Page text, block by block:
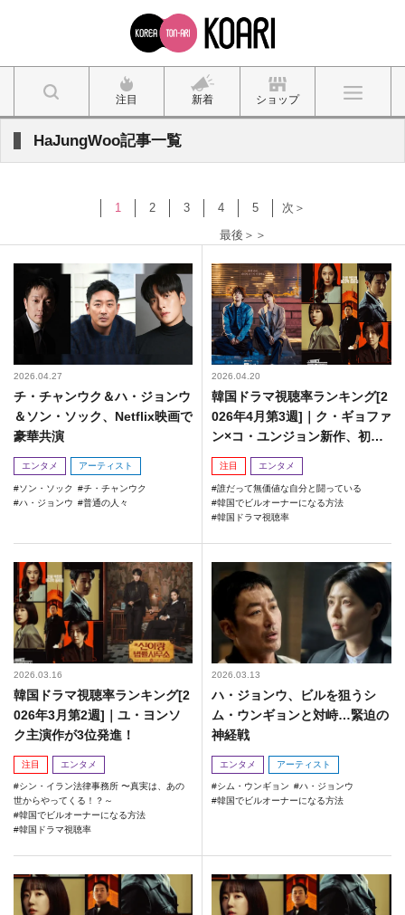
注目 新着 ショップ
HaJungWoo記事一覧
1 2 3 4 5
次＞
最後＞＞
2026.04.27
チ・チャンウク＆ハ・ジョンウ
＆ソン・ソック、Netflix映画で
豪華共演
エンタメ アーティスト
ソン・ソック
チ・チャンウク
ハ・ジョンウ
普通の人々
2026.04.20
韓国ドラマ視聴率ランキング[2
026年4月第3週]｜ク・ギョファ
ン×コ・ユンジョン新作、初回
視聴率は？
注目 エンタメ
誰だって無価値な自分と闘っている
韓国でビルオーナーになる方法
韓国ドラマ視聴率
2026.03.16
韓国ドラマ視聴率ランキング[2
026年3月第2週]｜ユ・ヨンソ
ク主演作が3位発進！
注目 エンタメ
シン・イラン法律事務所 〜真実は、あの
世からやってくる！？～
韓国でビルオーナーになる方法
韓国ドラマ視聴率
2026.03.13
ハ・ジョンウ、ビルを狙うシ
ム・ウンギョンと対峙…緊迫の
神経戦
エンタメ アーティスト
シム・ウンギョン
ハ・ジョンウ
韓国でビルオーナーになる方法